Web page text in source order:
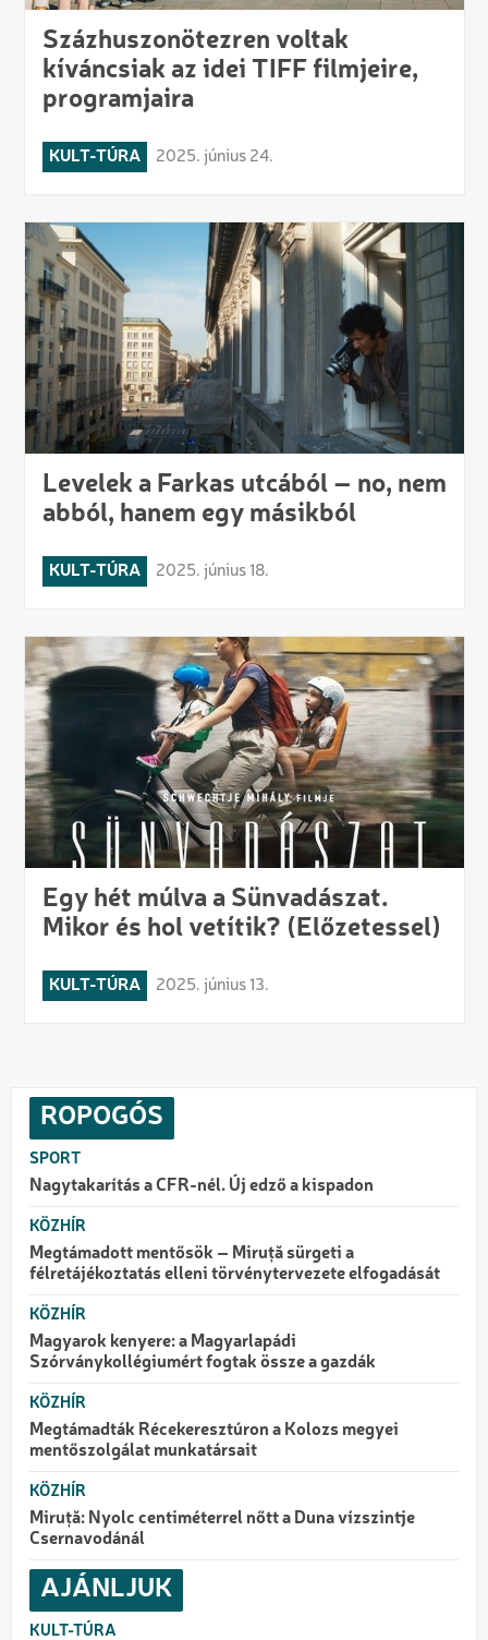
Százhuszonötezren voltak
kíváncsiak az idei TIFF filmjeire,
programjaira
KULT-TÚRA 2025. június 24.
Levelek a Farkas utcából – no, nem
abból, hanem egy másikból
KULT-TÚRA 2025. június 18.
Egy hét múlva a Sünvadászat.
Mikor és hol vetítik? (Előzetessel)
KULT-TÚRA 2025. június 13.
ROPOGÓS
SPORT
Nagytakarítás a CFR-nél. Új edző a kispadon
KÖZHÍR
Megtámadott mentősök – Miruță sürgeti a
félretájékoztatás elleni törvénytervezete elfogadását
KÖZHÍR
Magyarok kenyere: a Magyarlapádi
Szórványkollégiumért fogtak össze a gazdák
KÖZHÍR
Megtámadták Récekeresztúron a Kolozs megyei
mentőszolgálat munkatársait
KÖZHÍR
Miruță: Nyolc centiméterrel nőtt a Duna vízszintje
Csernavodánál
AJÁNLJUK
KULT-TÚRA